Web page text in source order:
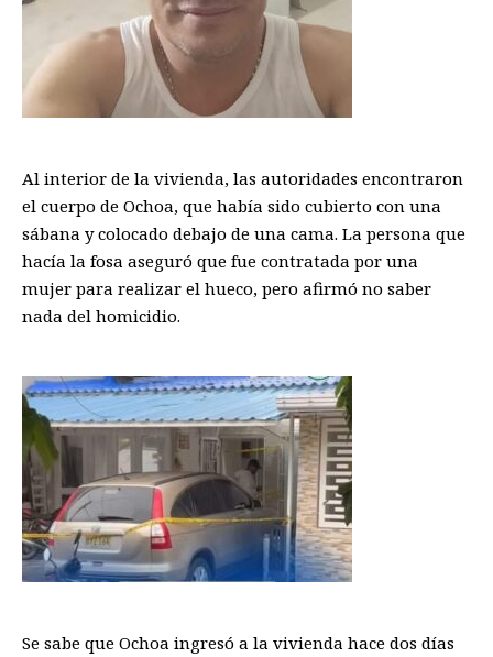
Al interior de la vivienda, las autoridades encontraron
el cuerpo de Ochoa, que había sido cubierto con una
sábana y colocado debajo de una cama. La persona que
hacía la fosa aseguró que fue contratada por una
mujer para realizar el hueco, pero afirmó no saber
nada del homicidio.
Se sabe que Ochoa ingresó a la vivienda hace dos días